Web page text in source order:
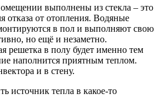
выполнены из стекла – это
отказа от отопления. Водяные
в пол и выполняют свою
но ещё и незаметно.
решетка в полу будет именно тем
наполнится приятным теплом.
и в стену.
источник тепла в какое-то